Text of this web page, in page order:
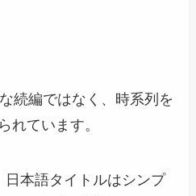
続編ではなく、時系列を
れています。
日本語タイトルはシンプ